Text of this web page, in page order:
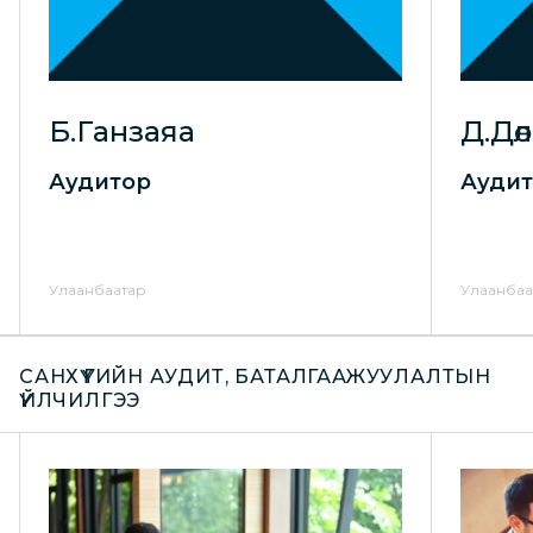
Б.Ганзаяа
Аудитор
Улаанбаатар
САНХҮҮГИЙН АУДИТ, БАТАЛГААЖУУЛАЛТЫН
ҮЙЛЧИЛГЭЭ